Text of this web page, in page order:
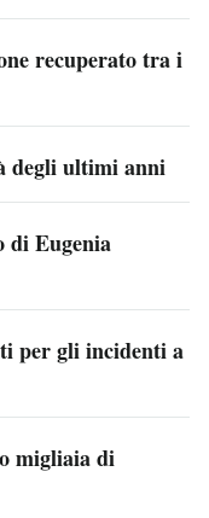
recuperato tra i
degli ultimi anni
di Eugenia
per gli incidenti a
migliaia di